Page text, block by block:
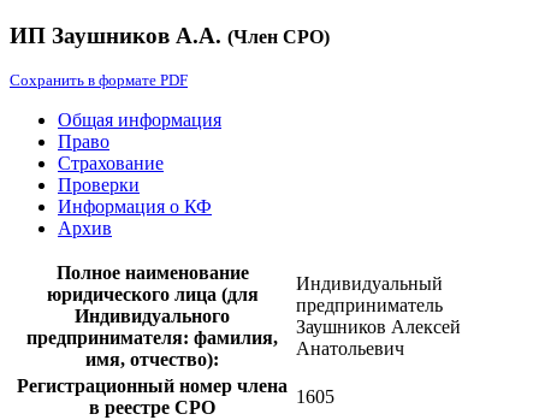
ИП Заушников А.А. (Член СРО)
Сохранить в формате PDF
Общая информация
Право
Страхование
Проверки
Информация о КФ
Архив
Полное наименование
юридического лица (для
Индивидуального
предпринимателя: фамилия,
имя, отчество):
Индивидуальный
предприниматель
Заушников Алексей
Анатольевич
Регистрационный номер члена
в реестре СРО
1605